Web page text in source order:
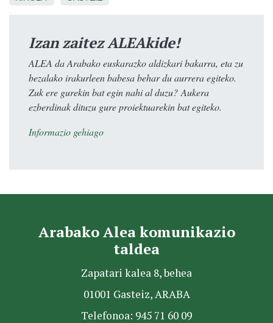
Izan zaitez ALEAkide!
ALEA da Arabako euskarazko aldizkari bakarra, eta zu
bezalako irakurleen babesa behar du aurrera egiteko.
Zuk ere gurekin bat egin nahi al duzu? Aukera
ezberdinak dituzu gure proiektuarekin bat egiteko.
Informazio gehiago
Arabako Alea komunikazio
taldea
Zapatari kalea 8, behea
01001 Gasteiz, ARABA
Telefonoa: 945 71 60 09